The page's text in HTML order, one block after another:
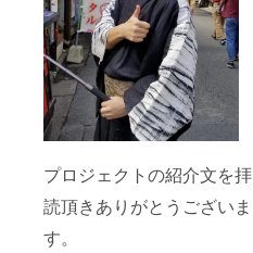
プロジェクトの紹介文を拝
読頂きありがとうございま
す。